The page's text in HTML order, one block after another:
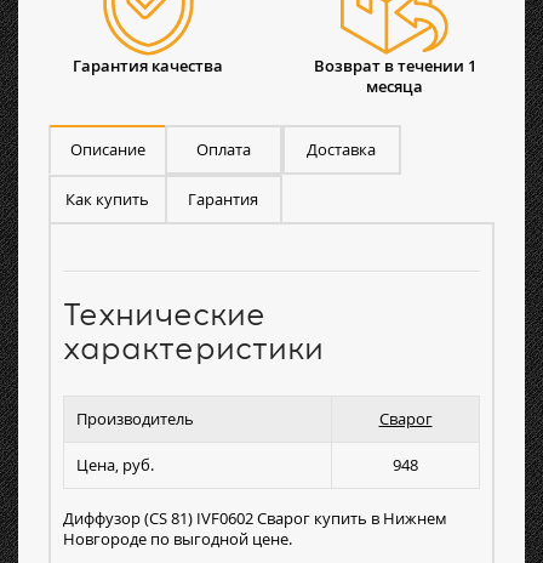
Гарантия качества
Возврат в течении 1
месяца
Описание Оплата Доставка
Как купить Гарантия
Технические
характеристики
Производитель Сварог
Цена, руб. 948
Диффузор (CS 81) IVF0602 Сварог купить в Нижнем
Новгороде по выгодной цене.